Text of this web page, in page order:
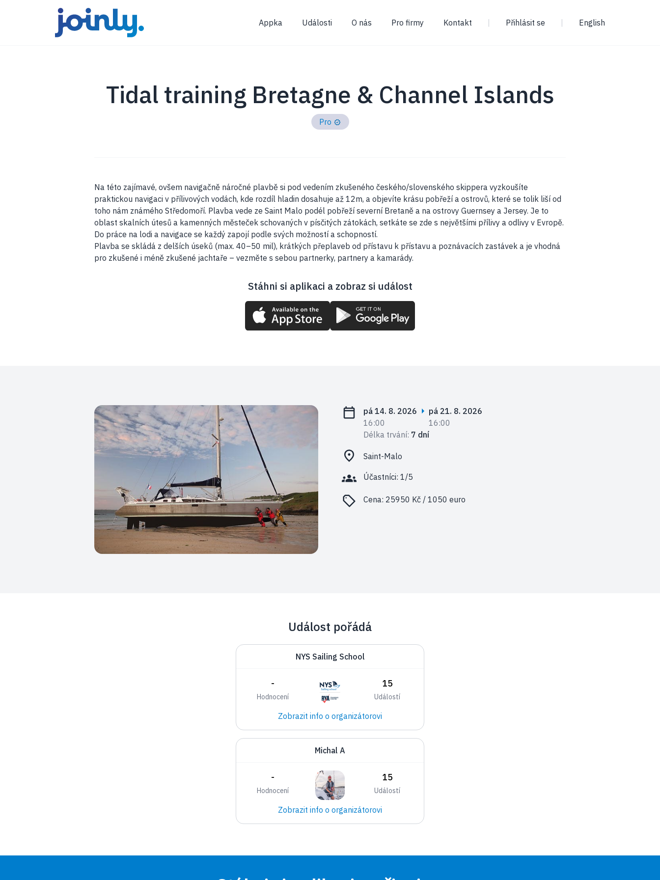
Appka Události O nás Pro firmy Kontakt Přihlásit se English
Tidal training Bretagne & Channel Islands
Pro
Na této zajímavé, ovšem navigačně náročné plavbě si pod vedením zkušeného českého/slovenského skippera vyzkoušíte
praktickou navigaci v přílivových vodách, kde rozdíl hladin dosahuje až 12m, a objevíte krásu pobřeží a ostrovů, které se tolik liší od
toho nám známého Středomoří. Plavba vede ze Saint Malo podél pobřeží severní Bretaně a na ostrovy Guernsey a Jersey. Je to
oblast skalních útesů a kamenných městeček schovaných v písčitých zátokách, setkáte se zde s největšími přílivy a odlivy v Evropě.
Do práce na lodi a navigace se každý zapojí podle svých možností a schopností.
Plavba se skládá z delších úseků (max. 40–50 mil), krátkých přeplaveb od přístavu k přístavu a poznávacích zastávek a je vhodná
pro zkušené i méně zkušené jachtaře – vezměte s sebou partnerky, partnery a kamarády.
Stáhni si aplikaci a zobraz si událost
pá 14. 8. 2026
16:00
pá 21. 8. 2026
16:00
Délka trvání: 7 dní
Saint-Malo
Účastníci: 1/5
Cena: 25950 Kč / 1050 euro
Událost pořádá
NYS Sailing School
-
Hodnocení
15
Událostí
Zobrazit info o organizátorovi
Michal A
-
Hodnocení
15
Událostí
Zobrazit info o organizátorovi